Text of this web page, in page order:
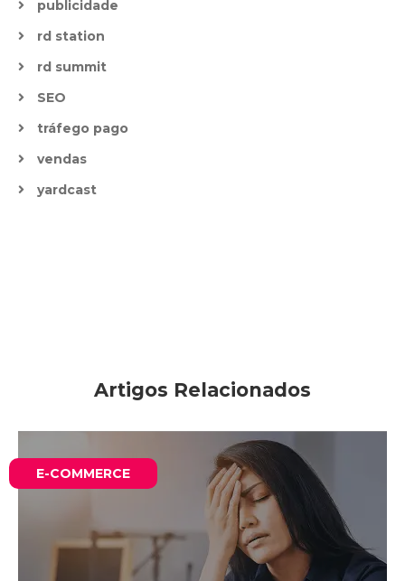
publicidade
rd station
rd summit
SEO
tráfego pago
vendas
yardcast
Artigos Relacionados
E-COMMERCE